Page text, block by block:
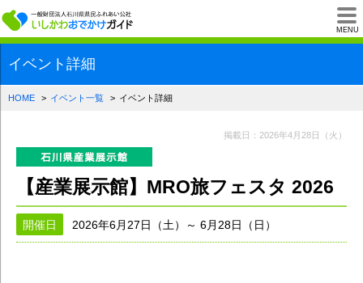
MENU
一般財団法人石川
イベント詳細
HOME イベント一覧 イベント詳細
掲載日：2026年4月28日（火）
【産業展示館】MRO旅フェスタ 2026
開催日 2026年6月27日（土）～ 6月28日（日）